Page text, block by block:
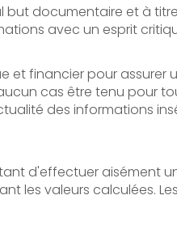
documentaire et à
avec un esprit
financier pour
cas être tenu
des informations
d'effectuer aisément
les valeurs calculées.